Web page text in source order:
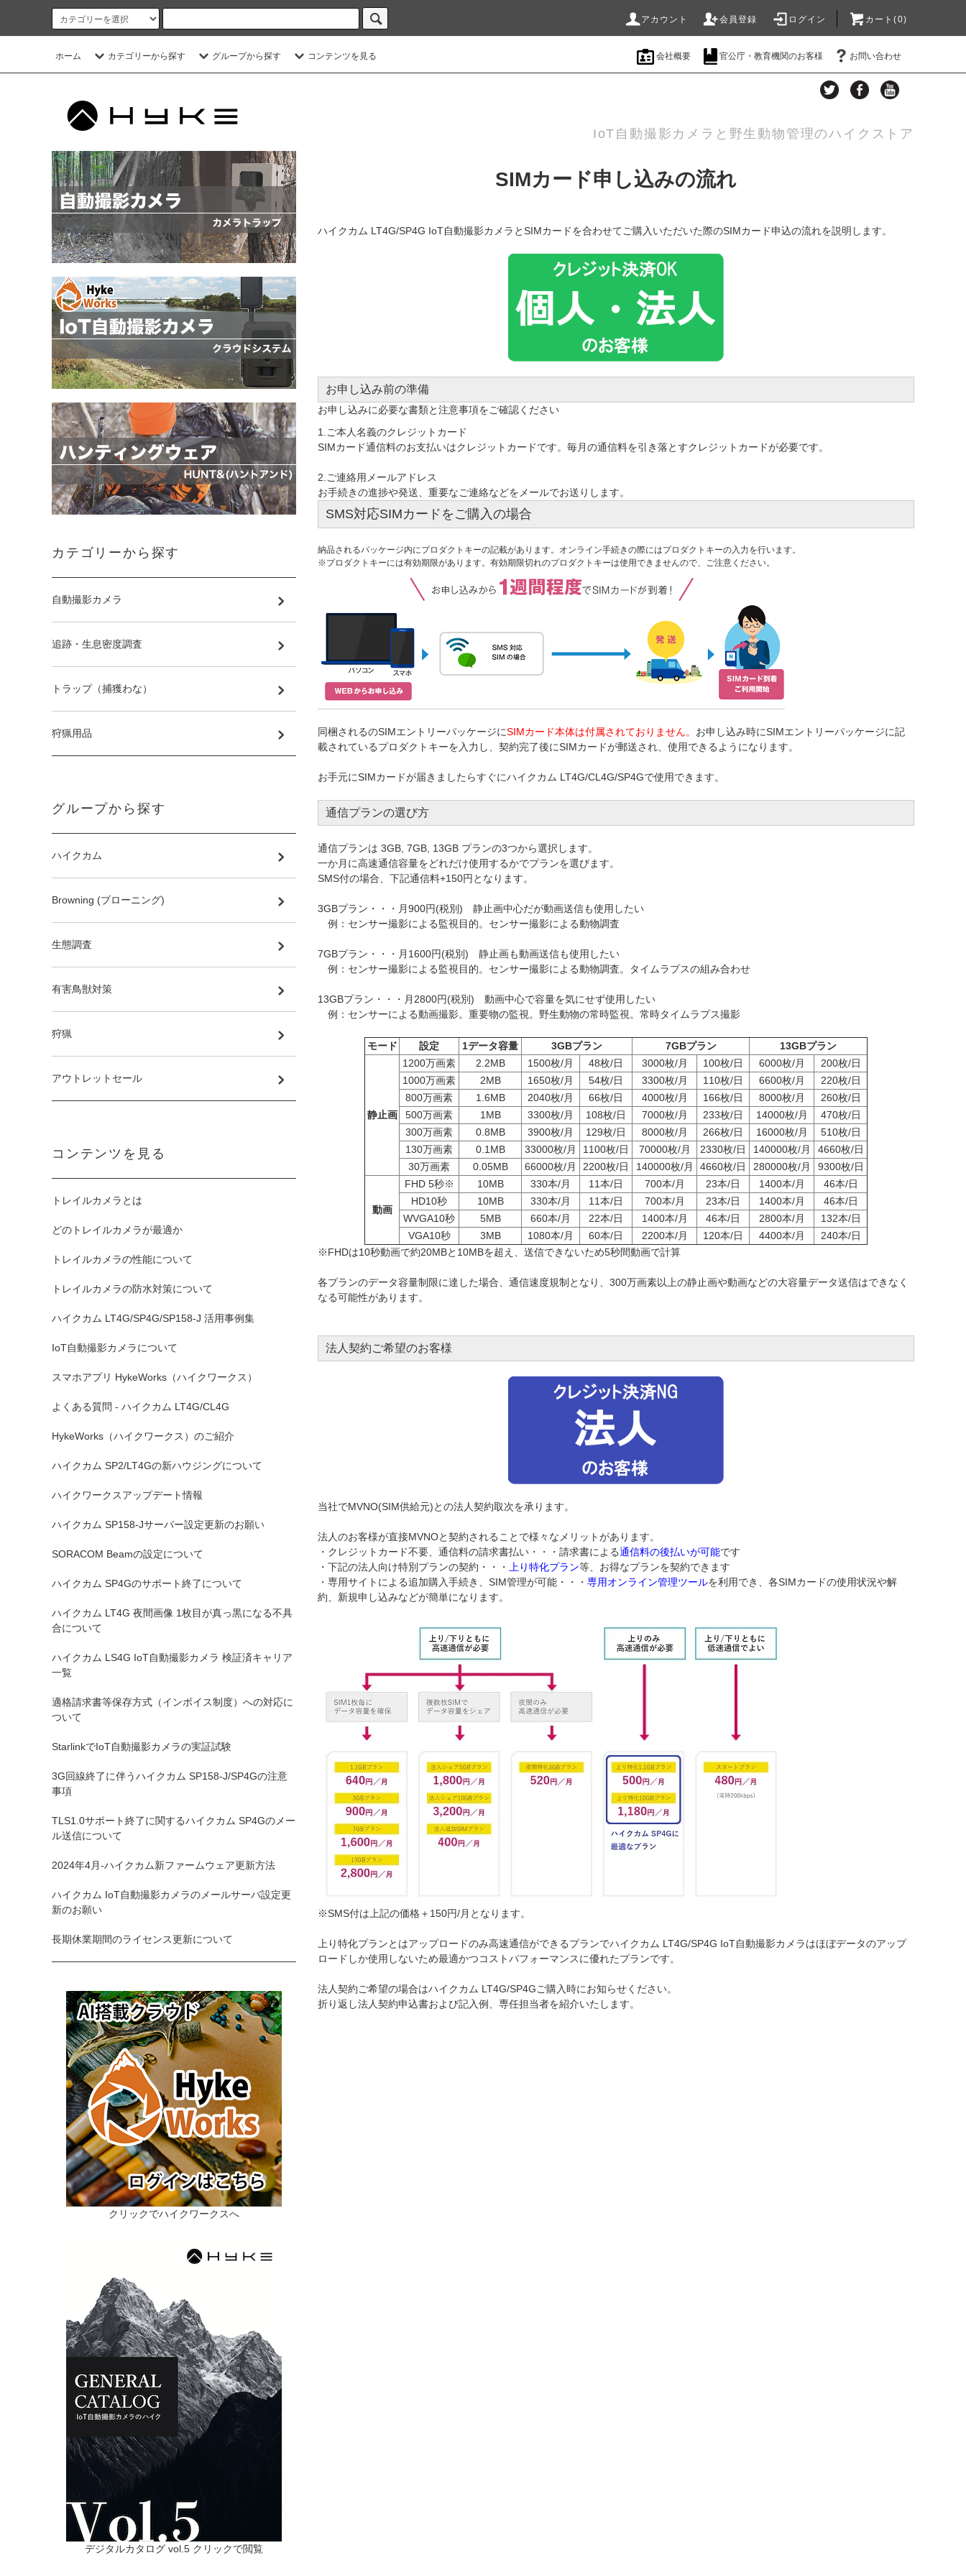
アカウント 会員登録 ログイン カート(0)
ホーム カテゴリーから探す グループから探す コンテンツを見る 会社概要 官公庁・教育機関のお客様 お問い合わせ
IoT自動撮影カメラと野生動物管理のハイクストア
SIMカード申し込みの流れ
ハイクカム LT4G/SP4G IoT自動撮影カメラとSIMカードを合わせてご購入いただいた際のSIMカード申込の流れを説明します。
お申し込み前の準備
お申し込みに必要な書類と注意事項をご確認ください
1.ご本人名義のクレジットカード
SIMカード通信料のお支払いはクレジットカードです。毎月の通信料を引き落とすクレジットカードが必要です。
2.ご連絡用メールアドレス
お手続きの進捗や発送、重要なご連絡などをメールでお送りします。
SMS対応SIMカードをご購入の場合
納品されるパッケージ内にプロダクトキーの記載があります。オンライン手続きの際にはプロダクトキーの入力を行います。
※プロダクトキーには有効期限があります。有効期限切れのプロダクトキーは使用できませんので、ご注意ください。
同梱されるのSIMエントリーパッケージにSIMカード本体は付属されておりません。 お申し込み時にSIMエントリーパッケージに記
載されているプロダクトキーを入力し、契約完了後にSIMカードが郵送され、使用できるようになります。
お手元にSIMカードが届きましたらすぐにハイクカム LT4G/CL4G/SP4Gで使用できます。
通信プランの選び方
通信プランは 3GB, 7GB, 13GB プランの3つから選択します。
一か月に高速通信容量をどれだけ使用するかでプランを選びます。
SMS付の場合、下記通信料+150円となります。
3GBプラン・・・月900円(税別) 静止画中心だが動画送信も使用したい
例：センサー撮影による監視目的。センサー撮影による動物調査
7GBプラン・・・月1600円(税別) 静止画も動画送信も使用したい
例：センサー撮影による監視目的。センサー撮影による動物調査。タイムラプスの組み合わせ
13GBプラン・・・月2800円(税別) 動画中心で容量を気にせず使用したい
例：センサーによる動画撮影。重要物の監視。野生動物の常時監視。常時タイムラプス撮影
モード 設定 1データ容量 3GBプラン 7GBプラン 13GBプラン
静止画
1200万画素 2.2MB 1500枚/月 48枚/日 3000枚/月 100枚/日 6000枚/月
200枚/日
1000万画素
2MB 1650枚/月 54枚/日 3300枚/月 110枚/日 6600枚/月
220枚/日
800万画素
1.6MB 2040枚/月 66枚/日 4000枚/月 166枚/日 8000枚/月
260枚/日
500万画素
1MB 3300枚/月 108枚/日 7000枚/月 233枚/日 14000枚/月
470枚/日
300万画素
0.8MB 3900枚/月 129枚/日 8000枚/月 266枚/日 16000枚/月
510枚/日
130万画素
0.1MB 33000枚/月 1100枚/日 70000枚/月 2330枚/日 140000枚/月
4660枚/日
30万画素
0.05MB 66000枚/月 2200枚/日 140000枚/月 4660枚/日 280000枚/月 9300枚/日
動画
FHD 5秒※ 10MB 330本/月 11本/日 700本/月 23本/日 1400本/月
46本/日
HD10秒
10MB 330本/月 11本/日 700本/月 23本/日 1400本/月
46本/日
WVGA10秒
5MB 660本/月 22本/日 1400本/月 46本/日 2800本/月
132本/日
VGA10秒
3MB 1080本/月 60本/日 2200本/月 120本/日 4400本/月
240本/日
※FHDは10秒動画で約20MBと10MBを超え、送信できないため5秒間動画で計算
各プランのデータ容量制限に達した場合、通信速度規制となり、300万画素以上の静止画や動画などの大容量データ送信はできなく
なる可能性があります。
法人契約ご希望のお客様
当社でMVNO(SIM供給元)との法人契約取次を承ります。
法人のお客様が直接MVNOと契約されることで様々なメリットがあります。
・クレジットカード不要、通信料の請求書払い・・・請求書による通信料の後払いが可能です
・下記の法人向け特別プランの契約・・・
上り特化プラン等、お得なプランを契約できます
・専用サイトによる追加購入手続き、SIM管理が可能・・・ 専用オンライン管理ツールを利用でき、各SIMカードの使用状況や解
約、新規申し込みなどが簡単になります。
※SMS付は上記の価格＋150円/月となります。
上り特化プランとはアップロードのみ高速通信ができるプランでハイクカム LT4G/SP4G IoT自動撮影カメラはほぼデータのアップ
ロードしか使用しないため最適かつコストパフォーマンスに優れたプランです。
法人契約ご希望の場合はハイクカム LT4G/SP4Gご購入時にお知らせください。
折り返し法人契約申込書および記入例、専任担当者を紹介いたします。
カテゴリーから探す
自動撮影カメラ
追跡・生息密度調査
トラップ（捕獲わな）
狩猟用品
グループから探す
ハイクカム
Browning (ブローニング)
生態調査
有害鳥獣対策
狩猟
アウトレットセール
コンテンツを見る
トレイルカメラとは
どのトレイルカメラが最適か
トレイルカメラの性能について
トレイルカメラの防水対策について
ハイクカム LT4G/SP4G/SP158-J 活用事例集
IoT自動撮影カメラについて
スマホアプリ HykeWorks（ハイクワークス）
よくある質問 - ハイクカム LT4G/CL4G
HykeWorks（ハイクワークス）のご紹介
ハイクカム SP2/LT4Gの新ハウジングについて
ハイクワークスアップデート情報
ハイクカム SP158-Jサーバー設定更新のお願い
SORACOM Beamの設定について
ハイクカム SP4Gのサポート終了について
ハイクカム LT4G 夜間画像 1枚目が真っ黒になる不具
合について
ハイクカム LS4G IoT自動撮影カメラ 検証済キャリア
一覧
適格請求書等保存方式（インボイス制度）への対応に
ついて
StarlinkでIoT自動撮影カメラの実証試験
3G回線終了に伴うハイクカム SP158-J/SP4Gの注意
事項
TLS1.0サポート終了に関するハイクカム SP4Gのメー
ル送信について
2024年4月-ハイクカム新ファームウェア更新方法
ハイクカム IoT自動撮影カメラのメールサーバ設定更
新のお願い
長期休業期間のライセンス更新について
クリックでハイクワークスへ
デジタルカタログ vol.5 クリックで閲覧